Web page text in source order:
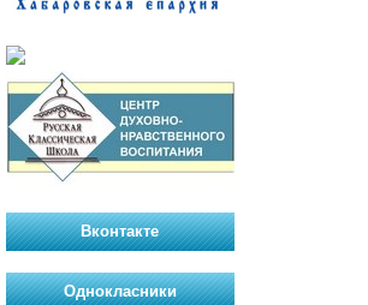
Вконтакте
Однокласники